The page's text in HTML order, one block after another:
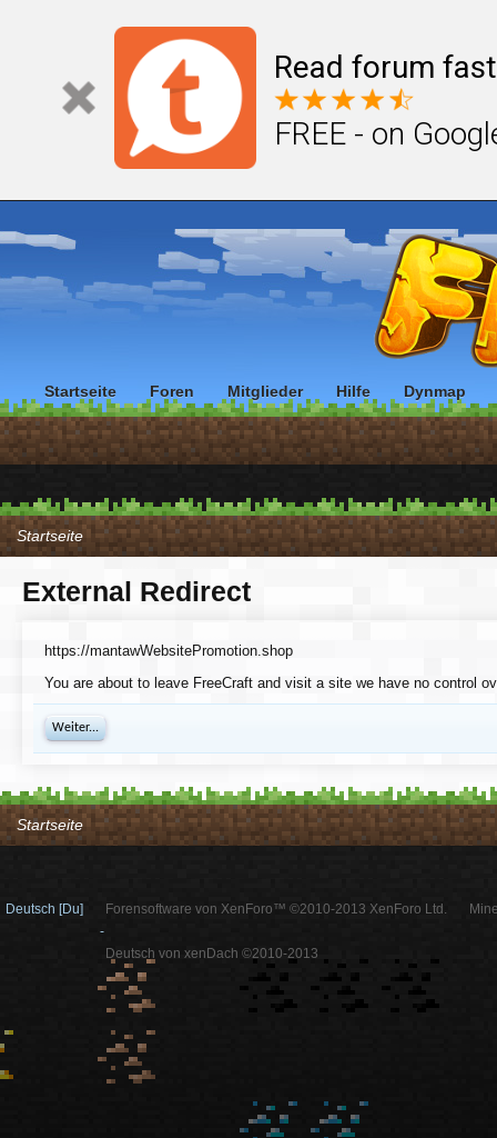
Read forum
FREE - on
Startseite
External Redirect
https://mantawWebsitePromotion.shop
You are about to leave FreeCraft and visit a site we have no control
Weiter...
Startseite
Startseite Foren Mitglieder Hilfe Dynmap
Deutsch [Du]
Forensoftware von XenForo™ ©2010-2013 XenForo Ltd.
-
Deutsch von xenDach ©2010-2013